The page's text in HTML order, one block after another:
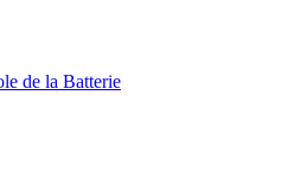
de la Batterie